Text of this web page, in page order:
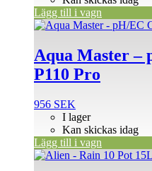
Lägg till i vagn
Aqua Master –
P110 Pro
956 SEK
I lager
Kan skickas idag
Lägg till i vagn